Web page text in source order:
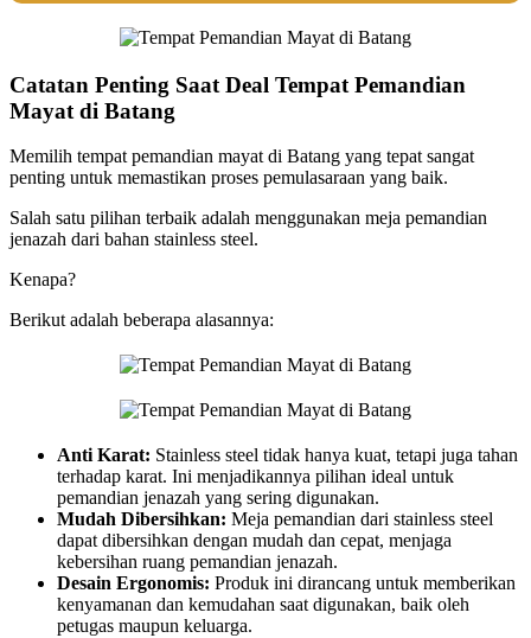
Catatan Penting Saat Deal Tempat Pemandian
Mayat di Batang
Memilih tempat pemandian mayat di Batang yang tepat sangat
penting untuk memastikan proses pemulasaraan yang baik.
Salah satu pilihan terbaik adalah menggunakan meja pemandian
jenazah dari bahan stainless steel.
Kenapa?
Berikut adalah beberapa alasannya:
Anti Karat: Stainless steel tidak hanya kuat, tetapi juga tahan
terhadap karat. Ini menjadikannya pilihan ideal untuk
pemandian jenazah yang sering digunakan.
Mudah Dibersihkan: Meja pemandian dari stainless steel
dapat dibersihkan dengan mudah dan cepat, menjaga
kebersihan ruang pemandian jenazah.
Desain Ergonomis: Produk ini dirancang untuk memberikan
kenyamanan dan kemudahan saat digunakan, baik oleh
petugas maupun keluarga.